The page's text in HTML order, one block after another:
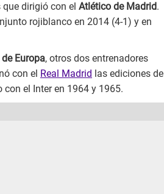
dirigió con el Atlético de Madrid.
rojiblanco en 2014 (4-1) y en
Europa, otros dos entrenadores
con el Real Madrid las ediciones de
el Inter en 1964 y 1965.